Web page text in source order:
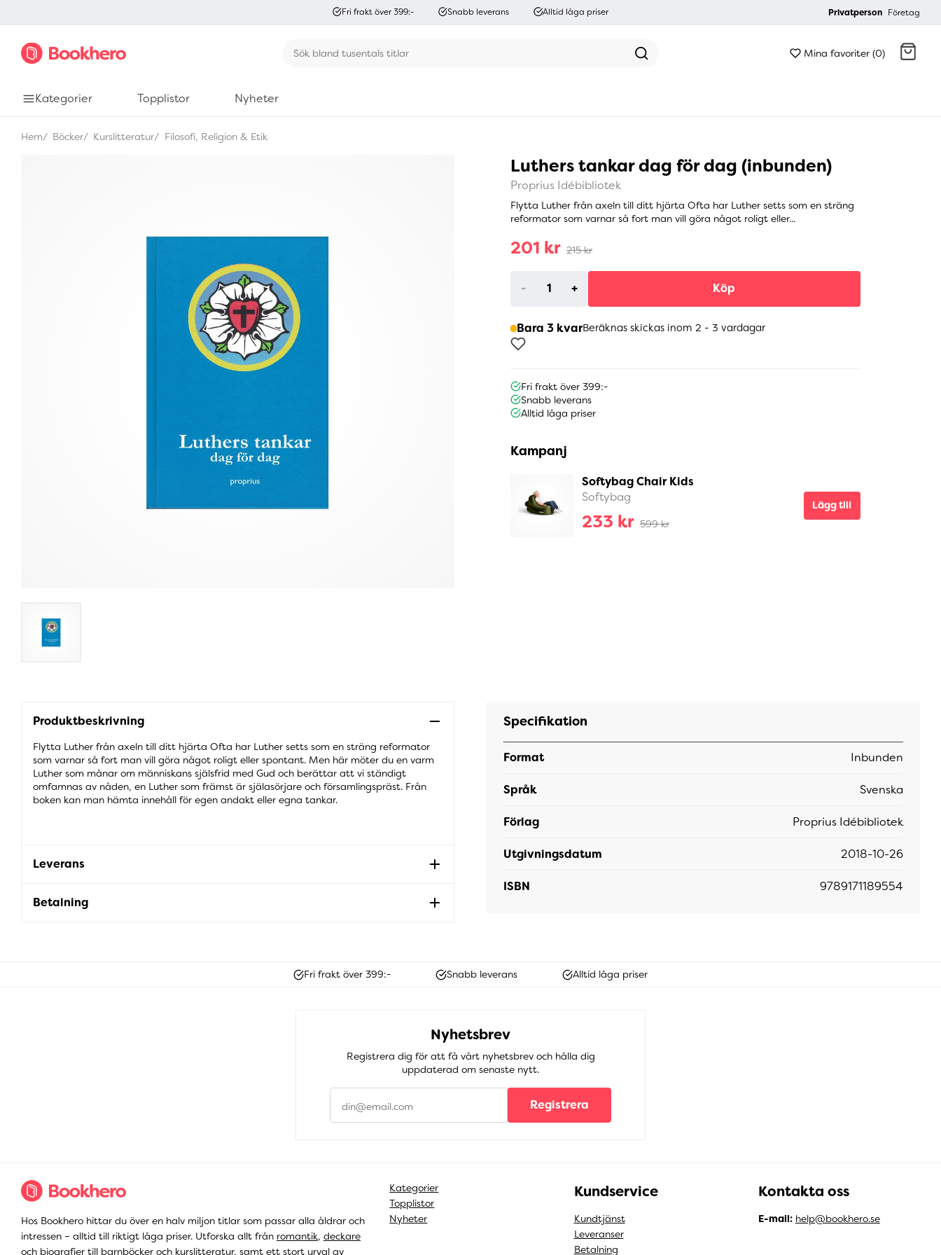
Fri frakt över 399:- Snabb leverans Alltid låga priser Privatperson Företag
Mina favoriter (0)
Kategorier Topplistor Nyheter
Hem Böcker Kurslitteratur Filosofi, Religion & Etik
Luthers tankar dag för dag (inbunden)
Proprius Idébibliotek
Flytta Luther från axeln till ditt hjärta Ofta har Luther setts som en sträng
reformator som varnar så fort man vill göra något roligt eller...
201 kr 215 kr
- + Köp
Bara 3 kvarBeräknas skickas inom 2 - 3 vardagar
Fri frakt över 399:-
Snabb leverans
Alltid låga priser
Kampanj
Softybag Chair Kids
Softybag
233 kr 599 kr
Lägg till
Produktbeskrivning
Flytta Luther från axeln till ditt hjärta Ofta har Luther setts som en sträng reformator
som varnar så fort man vill göra något roligt eller spontant. Men här möter du en varm
Luther som månar om människans själsfrid med Gud och berättar att vi ständigt
omfamnas av nåden, en Luther som främst är själasörjare och församlingspräst. Från
boken kan man hämta innehåll för egen andakt eller egna tankar.
Leverans
Betalning
Specifikation
Format Inbunden
Språk Svenska
Förlag Proprius Idébibliotek
Utgivningsdatum 2018-10-26
ISBN 9789171189554
Fri frakt över 399:- Snabb leverans Alltid låga priser
Nyhetsbrev
Registrera dig för att få vårt nyhetsbrev och hålla dig
uppdaterad om senaste nytt.
Registrera
Hos Bookhero hittar du över en halv miljon titlar som passar alla åldrar och
intressen – alltid till riktigt låga priser. Utforska allt från romantik, deckare
och biografier till barnböcker och kurslitteratur, samt ett stort urval av
Kategorier
Topplistor
Nyheter
Kundservice
Kundtjänst
Leveranser
Betalning
Kontakta oss
E-mail: help@bookhero.se